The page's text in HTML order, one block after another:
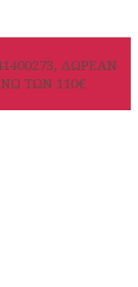
ΔΩΡΕΑΝ
ΤΩΝ 110€